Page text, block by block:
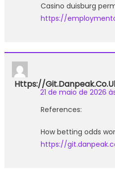
Casino duisburg
https://
Https://
21 de maio de 2026
References:
How betting odds
https://